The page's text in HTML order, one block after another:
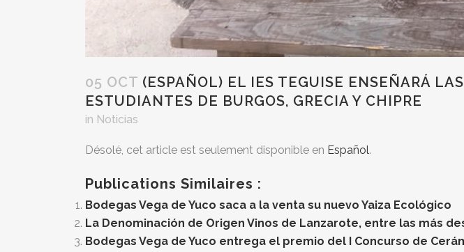
05 OCT (ESPAÑOL) EL IES TEGUISE ENSEÑARÁ
ESTUDIANTES DE BURGOS, GRECIA Y CHIPRE
in Noticias
Désolé, cet article est seulement disponible en Español.
Publications Similaires :
Bodegas Vega de Yuco saca a la venta su nuevo Yaiza Ecológico
La Denominación de Origen Vinos de Lanzarote, entre las más
Bodegas Vega de Yuco entrega el premio del I Concurso de